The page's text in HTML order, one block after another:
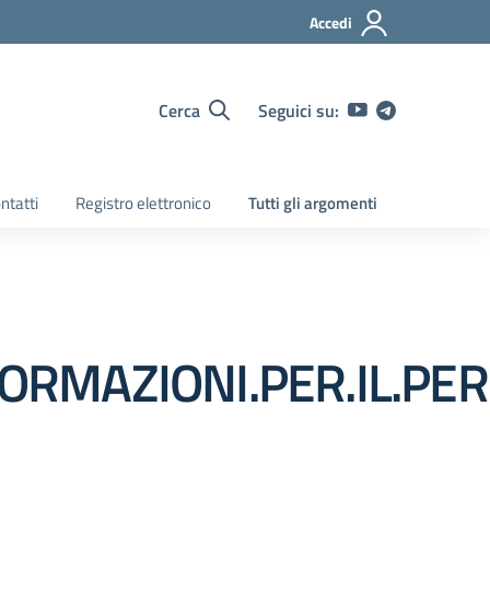
Accedi
Cerca Seguici su:
Registro elettronico Tutti gli argomenti